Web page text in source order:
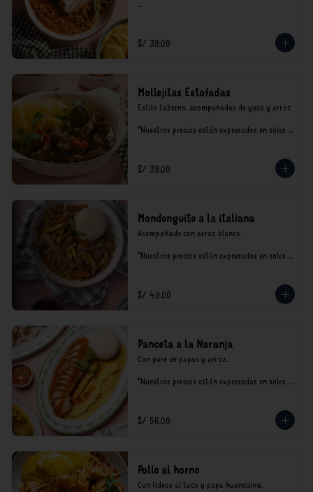
consumo.
S/ 39.00
Mollejitas Estofadas
Estilo taberna, acompañadas de yuca y arroz
*Nuestros precios están expresados en soles e
S/ 39.00
Mondonguito a la italiana
Acompañado con arroz blanco.
*Nuestros precios están expresados en soles e
S/ 49.00
Panceta a la Naranja
Con puré de papas y arroz.
*Nuestros precios están expresados en soles e
S/ 56.00
Pollo al horno
Con fideos al tuco y papa huancaína.